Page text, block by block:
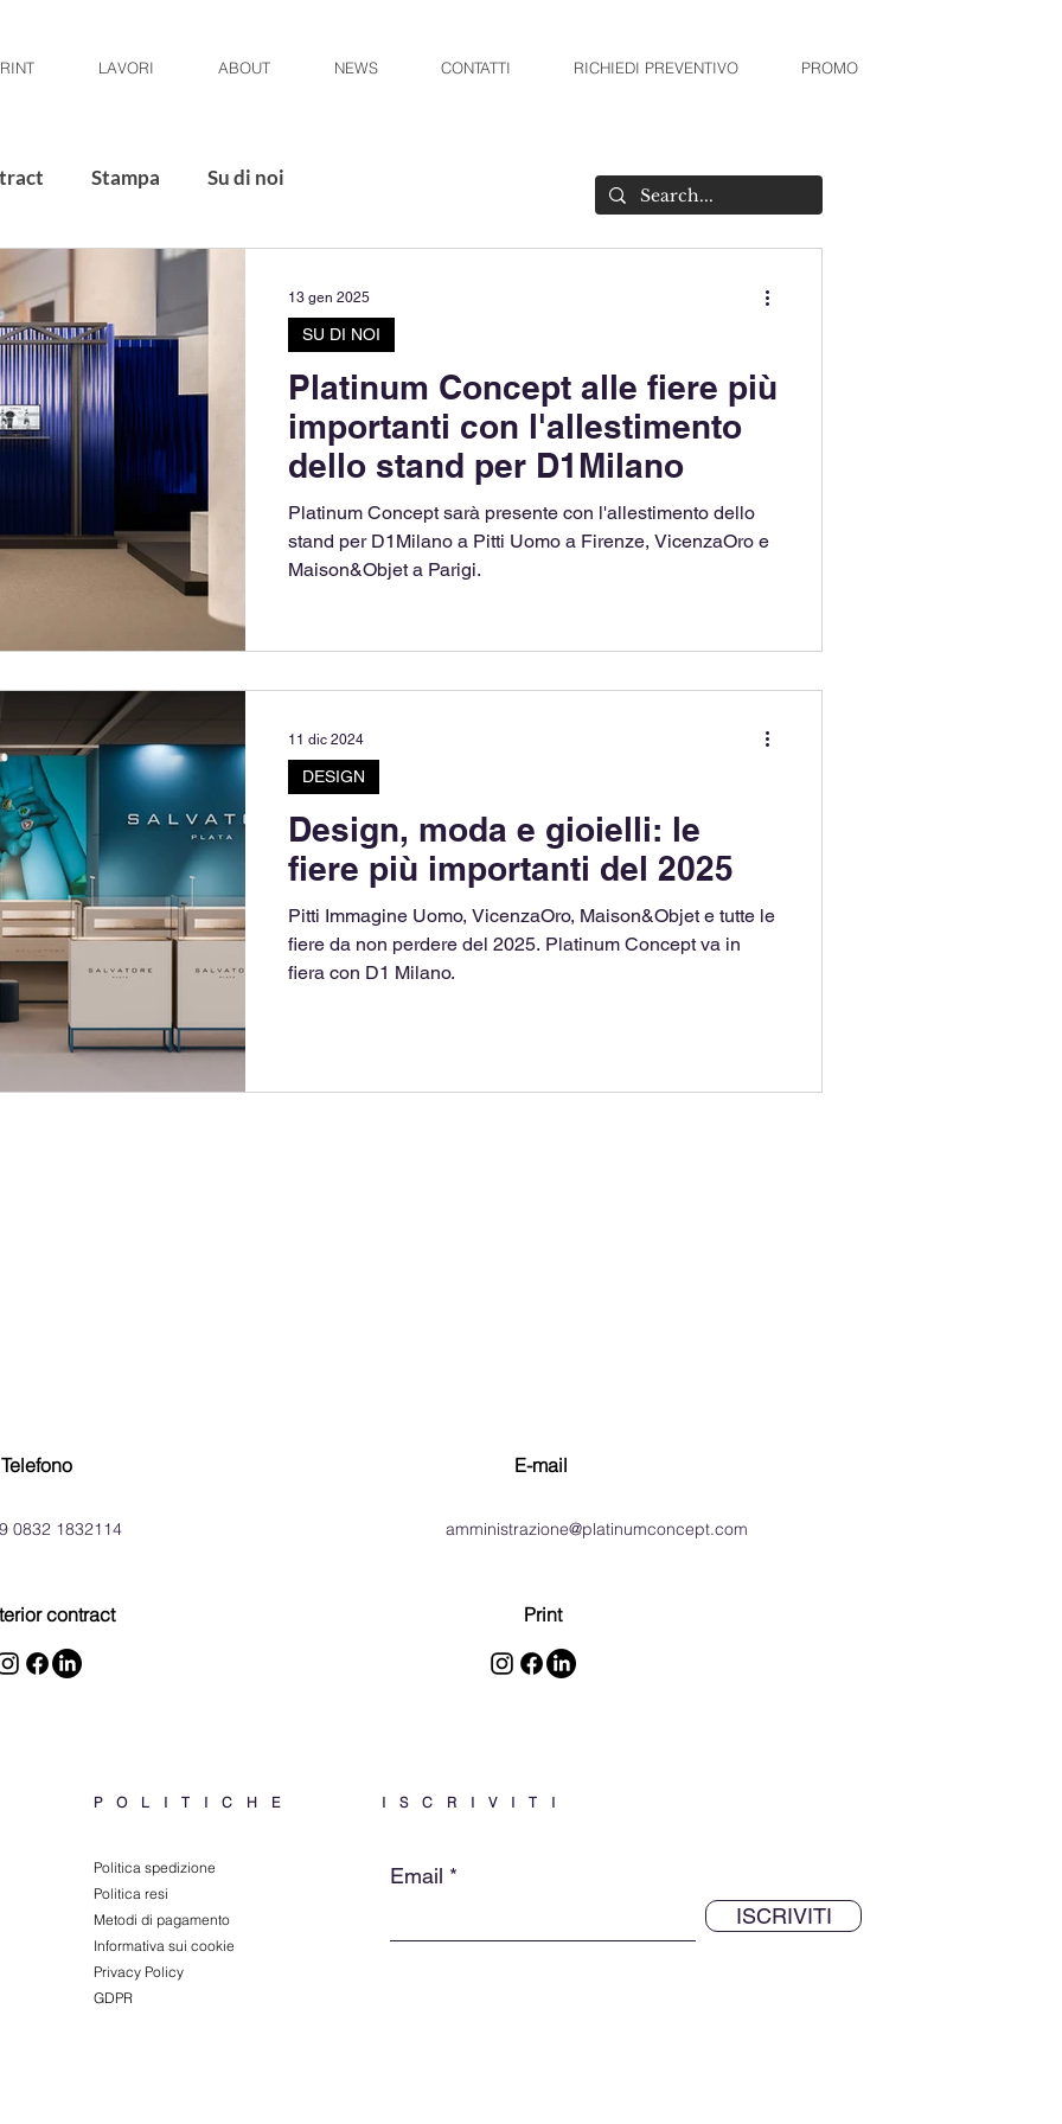
LAVORI ABOUT NEWS CONTATTI RICHIEDI PREVENTIVO PROMO
Stampa Su di noi
Platinum Concept alle fiere più
importanti con l'allestimento
dello stand per D1Milano
Platinum Concept sarà presente con l'allestimento dello
stand per D1Milano a Pitti Uomo a Firenze, VicenzaOro e
Maison&Objet a Parigi.
SU DI NOI
13 gen 2025
Design, moda e gioielli: le
fiere più importanti del 2025
Pitti Immagine Uomo, VicenzaOro, Maison&Objet e tutte le
fiere da non perdere del 2025. Platinum Concept va in
fiera con D1 Milano.
DESIGN
11 dic 2024
Telefono
0832 1832114
contract
POLITICHE
Politica spedizione
Politica resi
Metodi di pagamento
Informativa sui cookie
Privacy Policy
GDPR
E-mail
amministrazione@platinumconcept.com
Print
ISCRIVITI
Email
ISCRIVITI